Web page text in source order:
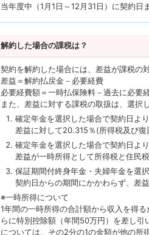
当年度中（1月1日～12月31日）に契約日
解約した場合の課税は？
契約を解約した場合には、差益が課税の
差益＝解約払戻金－必要経費
必要経費額＝一時払保険料－過去に必要
また、差益に対する課税の取扱は、選択
確定年金を選択した場合で契約日よ
差益に対して20.315％(所得税及び
確定年金を選択した場合で契約日よ
差益が一時所得として所得税と住民
保証期間付終身年金・夫婦年金を選
契約日からの期間にかかわらず、差
※一時所得について
1年間の一時所得の合計額から収入を得
らに特別控除額（年間50万円）を差し
については、その2分の1の金額が他の所